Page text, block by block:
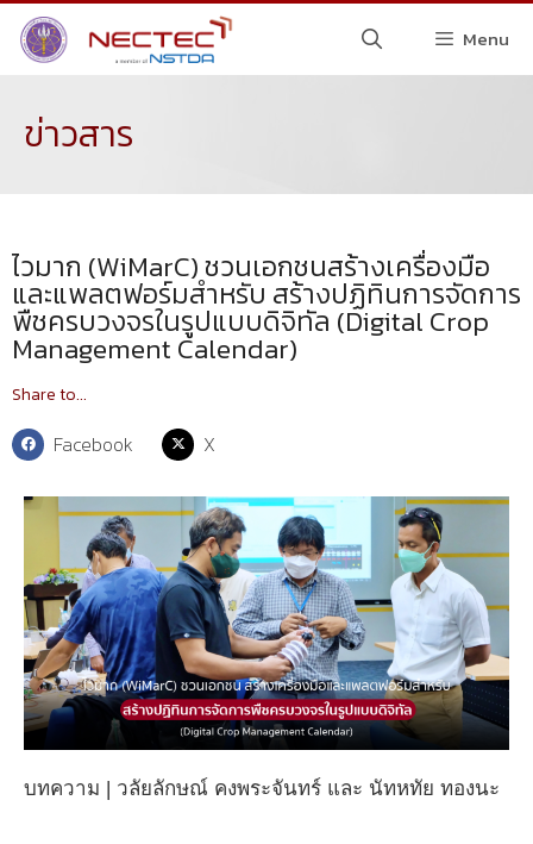
Menu
ข่าวสาร
ไวมาก (WiMarC) ชวนเอกชนสร้างเครื่องมือ
และแพลตฟอร์มสำหรับ สร้างปฏิทินการจัดการ
พืชครบวงจรในรูปแบบดิจิทัล (Digital Crop
Management Calendar)
Share to...
Facebook X
บทความ | วลัยลักษณ์ คงพระจันทร์ และ นัทหทัย ทองนะ